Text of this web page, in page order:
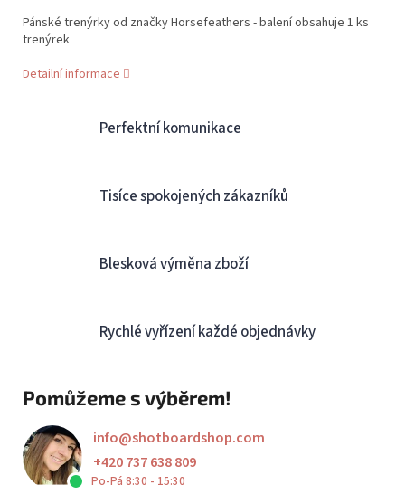
Pánské trenýrky od značky Horsefeathers - balení obsahuje 1 ks
trenýrek
Detailní informace
Perfektní komunikace
Tisíce spokojených zákazníků
Blesková výměna zboží
Rychlé vyřízení každé objednávky
Pomůžeme s výběrem!
info@shotboardshop.com
+420 737 638 809
Po-Pá 8:30 - 15:30